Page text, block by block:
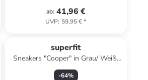
ab: 41,96 €
UVP: 59,95 €*
superfit
Sneakers "Cooper" in Grau/ Weiß/
Blau
-64%